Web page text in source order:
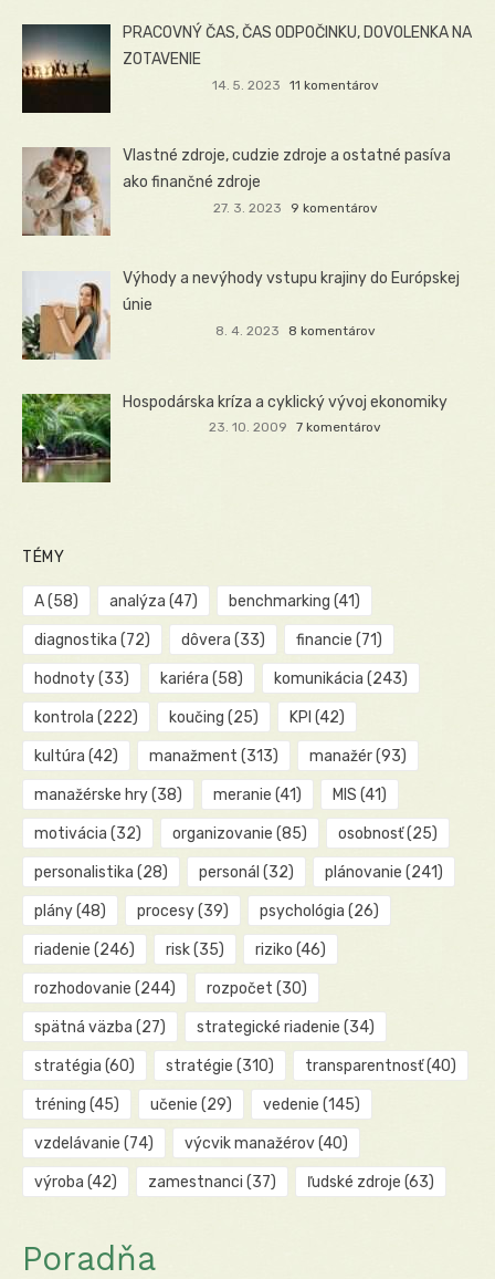
PRACOVNÝ ČAS, ČAS ODPOČINKU, DOVOLENKA NA
ZOTAVENIE
14. 5. 2023 11 komentárov
Vlastné zdroje, cudzie zdroje a ostatné pasíva
ako finančné zdroje
27. 3. 2023 9 komentárov
Výhody a nevýhody vstupu krajiny do Európskej
únie
8. 4. 2023 8 komentárov
Hospodárska kríza a cyklický vývoj ekonomiky
23. 10. 2009 7 komentárov
TÉMY
A(58) analýza (47) benchmarking (41)
diagnostika (72) dôvera (33) financie (71)
hodnoty(33) kariéra (58) komunikácia (243)
kontrola (222) koučing (25) KPI (42)
kultúra (42) manažment (313) manažér(93)
manažérske hry(38) meranie (41) MIS (41)
motivácia (32) organizovanie (85) osobnosť(25)
personalistika (28) personál (32) plánovanie (241)
plány(48) procesy(39) psychológia (26)
riadenie (246) risk(35) riziko (46)
rozhodovanie (244) rozpočet (30)
spätná väzba (27) strategické riadenie (34)
stratégia (60) stratégie (310) transparentnosť(40)
tréning (45) učenie (29) vedenie (145)
vzdelávanie (74) výcvik manažérov(40)
výroba (42) zamestnanci (37) ľudské zdroje (63)
Poradňa